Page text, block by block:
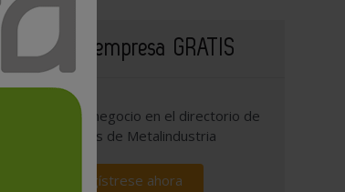
Publique su empresa GRATIS
Promocione su negocio en el directorio de
empresas de Metalindustria
Regístrese ahora